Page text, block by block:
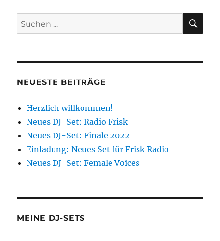
Suchen
nach:
NEUESTE BEITRÄGE
Herzlich willkommen!
Neues DJ-Set: Radio Frisk
Neues DJ-Set: Finale 2022
Einladung: Neues Set für Frisk Radio
Neues DJ-Set: Female Voices
MEINE DJ-SETS